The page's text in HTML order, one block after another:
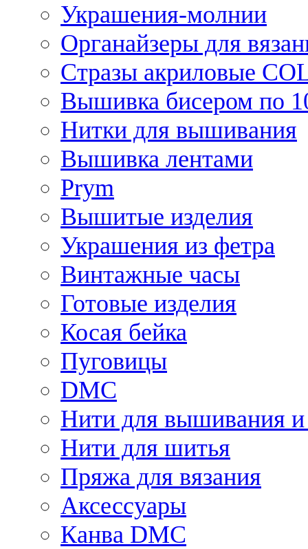
Украшения-молнии
Органайзеры для
Стразы акриловые
Вышивка бисером по
Нитки для вышивания
Вышивка лентами
Prym
Вышитые изделия
Украшения из фетра
Винтажные часы
Готовые изделия
Косая бейка
Пуговицы
DMC
Нити для вышивания и
Нити для шитья
Пряжа для вязания
Аксессуары
Канва DMC